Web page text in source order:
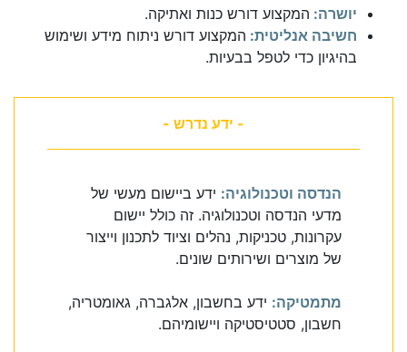
יושרה: המקצוע דורש כנות ואתיקה.
חשיבה אנליטית: המקצוע דורש ניתוח מידע ושימוש
בהיגיון כדי לטפל בבעיות.
- ידע נדרש -
הנדסה וטכנולוגיה: ידע ביישום מעשי של
מדעי הנדסה וטכנולוגיה. זה כולל יישום
עקרונות, טכניקות, נהלים וציוד לתכנון וייצור
של מוצרים ושירותים שונים.
מתמטיקה: ידע בחשבון, אלגברה, גאומטריה,
חשבון, סטטיסטיקה ויישומיהם.